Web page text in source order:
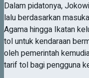
Dalam pidatonya,
lalu berdasarkan
Agama hingga Ikatan
tol untuk kendaraan
oleh pemerintah
tarif tol bagi pengguna